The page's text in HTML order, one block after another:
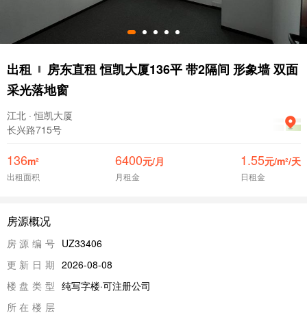
出租
房东直租 恒凯大厦136平 带2隔间 形象墙 双面
采光落地窗
江北 · 恒凯大厦
长兴路715号
136m²
出租面积
6400元/月
月租金
1.55元/m²/天
日租金
房源概况
房源编号 UZ33406
更新日期 2026-08-08
楼盘类型 纯写字楼·可注册公司
所在楼层